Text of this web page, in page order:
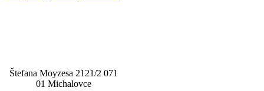
Štefana Moyzesa 2121/2 071
01 Michalovce